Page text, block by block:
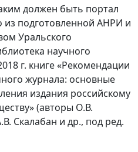
должен быть портал
из подготовленной АНРИ и
Уральского
научного
г. книге «Рекомендации
журнала: основные
издания российскому
(авторы О.В.
Скалабан и др., под ред.